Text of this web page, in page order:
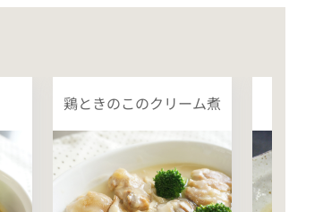
鶏ときのこのクリーム煮